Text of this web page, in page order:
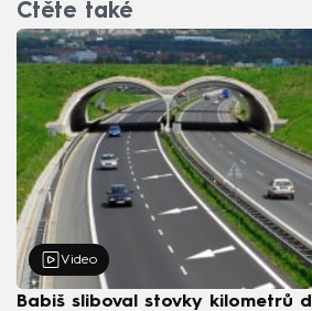
Čtěte také
Video
Babiš sliboval stovky kilometrů